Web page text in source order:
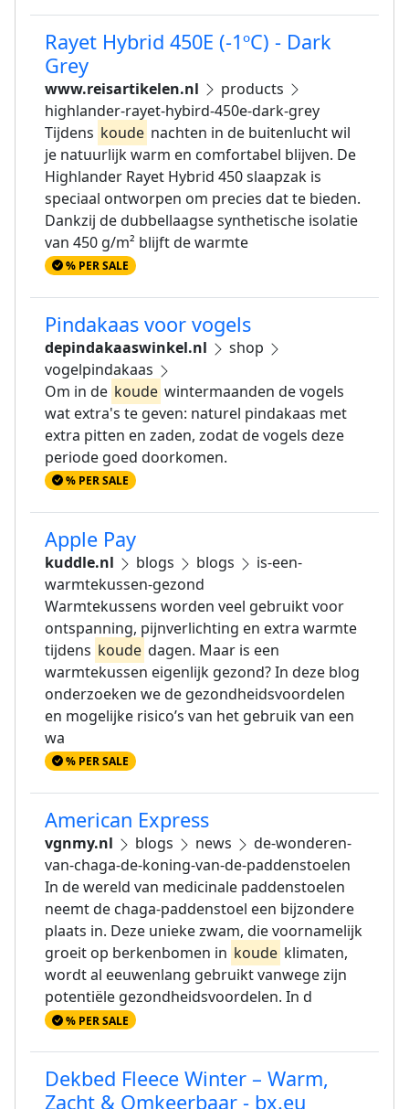
Rayet Hybrid 450E (-1ºC) - Dark
Grey
www.reisartikelen.nl
products
highlander-rayet-hybird-450e-dark-grey
Tijdens koude nachten in de buitenlucht wil
je natuurlijk warm en comfortabel blijven. De
Highlander Rayet Hybrid 450 slaapzak is
speciaal ontworpen om precies dat te bieden.
Dankzij de dubbellaagse synthetische isolatie
van 450 g/m² blijft de warmte
% PER SALE
Pindakaas voor vogels
depindakaaswinkel.nl
shop
vogelpindakaas
Om in de koude wintermaanden de vogels
wat extra's te geven: naturel pindakaas met
extra pitten en zaden, zodat de vogels deze
periode goed doorkomen.
% PER SALE
Apple Pay
kuddle.nl blogs blogs
is-een-
warmtekussen-gezond
Warmtekussens worden veel gebruikt voor
ontspanning, pijnverlichting en extra warmte
tijdens koude dagen. Maar is een
warmtekussen eigenlijk gezond? In deze blog
onderzoeken we de gezondheidsvoordelen
en mogelijke risico’s van het gebruik van een
wa
% PER SALE
American Express
vgnmy.nl blogs news
de-wonderen-
van-chaga-de-koning-van-de-paddenstoelen
In de wereld van medicinale paddenstoelen
neemt de chaga-paddenstoel een bijzondere
plaats in. Deze unieke zwam, die voornamelijk
groeit op berkenbomen in koude klimaten,
wordt al eeuwenlang gebruikt vanwege zijn
potentiële gezondheidsvoordelen. In d
% PER SALE
Dekbed Fleece Winter – Warm,
Zacht & Omkeerbaar - bx.eu